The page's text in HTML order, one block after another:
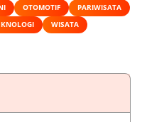
OTOMOTIF
PARIWISATA
WISATA